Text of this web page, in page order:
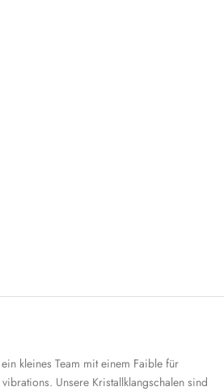
kleines Team mit einem Faible für
Unsere Kristallklangschalen sind